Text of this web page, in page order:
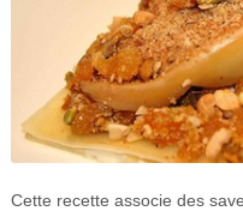
Cette recette associe des